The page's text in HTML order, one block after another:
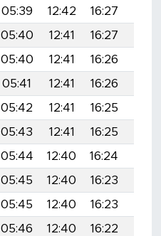
05:39 12:42 16:27
05:40 12:41 16:27
05:40 12:41 16:26
05:41 12:41 16:26
05:42 12:41 16:25
05:43 12:41 16:25
05:44 12:40 16:24
05:45 12:40 16:23
05:45 12:40 16:23
05:46 12:40 16:22